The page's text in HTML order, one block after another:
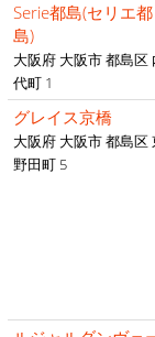
Serie都島(セリエ都
島)
大阪府 大阪市 都島区
代町 1
グレイス京橋
大阪府 大阪市 都島区
野田町 5